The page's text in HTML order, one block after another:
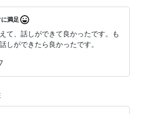
満足
て、話しができて良かったです。も
しができたら良かったです。